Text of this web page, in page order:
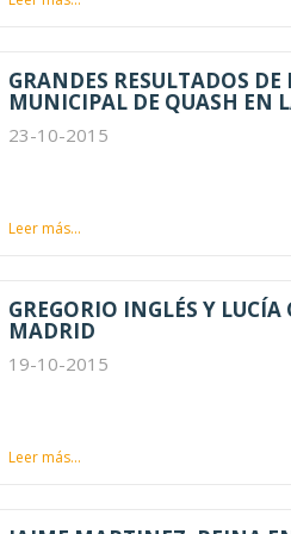
GRANDES RESULTADOS DE
MUNICIPAL DE QUASH EN
23-10-2015
Leer más...
GREGORIO INGLÉS Y
MADRID
19-10-2015
Leer más...